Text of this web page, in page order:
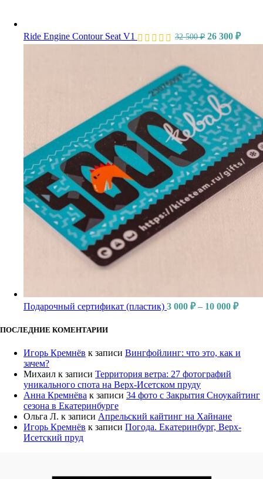
Ride Engine Contour Seat V1 32 500₽ 26 300 ₽
Подарочный сертификат (пластик) 3 000 ₽ – 10 000 ₽
ПОСЛЕДНИЕ КОМЕНТАРИИ
Игорь Кремнёв к записи Вингфойлинг: что это, как и
зачем?
Михаил к записи Территория ветра: 27 фотографий
уникального спота на Верх-Исетском пруду
Анна Кремнёва к записи 34 фото с Закрытия Сноукайтинг
сезона в Екатеринбурге
Ольга Л. к записи Апрельский кайтинг на Хайнане
Игорь Кремнёв к записи Погода. Екатеринбург, Верх-
Исетский пруд